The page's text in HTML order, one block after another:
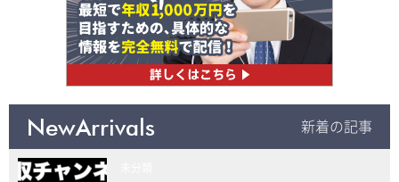
NewArrivals 新着の記事